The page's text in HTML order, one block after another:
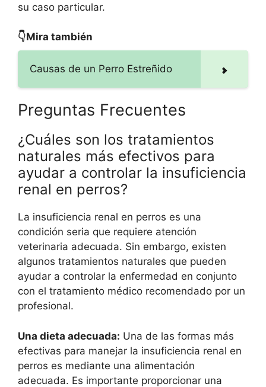
su caso particular.
👇Mira también
Causas de un Perro Estreñido
Preguntas Frecuentes
¿Cuáles son los tratamientos
naturales más efectivos para
ayudar a controlar la insuficiencia
renal en perros?
La insuficiencia renal en perros es una
condición seria que requiere atención
veterinaria adecuada. Sin embargo, existen
algunos tratamientos naturales que pueden
ayudar a controlar la enfermedad en conjunto
con el tratamiento médico recomendado por un
profesional.
Una dieta adecuada: Una de las formas más
efectivas para manejar la insuficiencia renal en
perros es mediante una alimentación
adecuada. Es importante proporcionar una